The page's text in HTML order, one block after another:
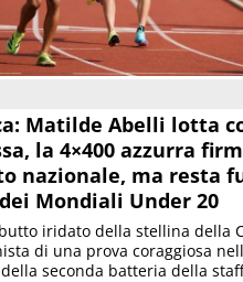
Matilde Abelli lotta
la 4×400 azzurra
nazionale, ma resta
Mondiali Under 20
iridato della stellina della
di una prova coraggiosa
seconda batteria della